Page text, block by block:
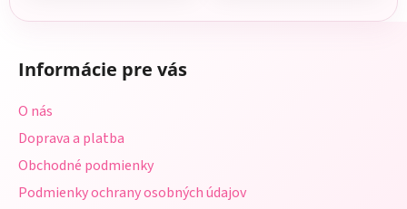
Informácie pre vás
O nás
Doprava a platba
Obchodné podmienky
Podmienky ochrany osobných údajov